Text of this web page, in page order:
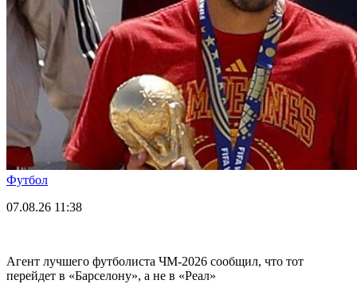
Футбол
07.08.26 11:38
Агент лучшего футболиста ЧМ-2026 cообщил, что тот
перейдет в «Барселону», а не в «Реал»